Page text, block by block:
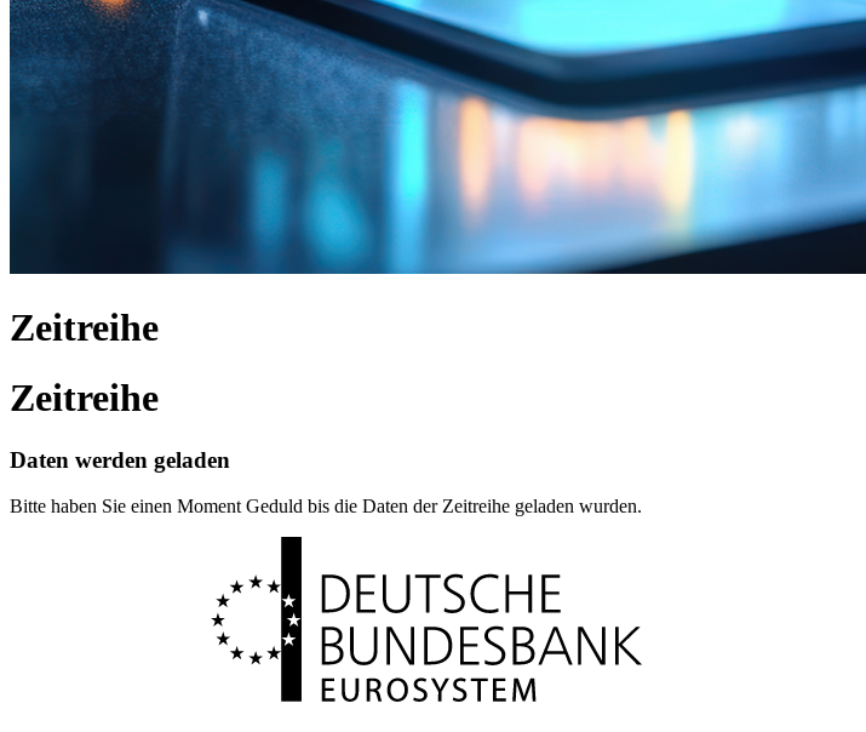
Zeitreihe
Zeitreihe
Daten werden geladen
Bitte haben Sie einen Moment Geduld bis die Daten der Zeitreihe geladen wurden.